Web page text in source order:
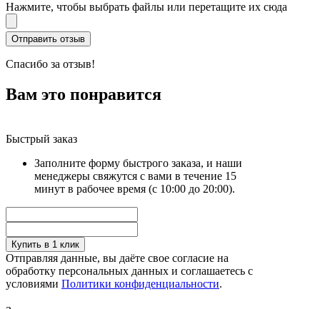
Нажмите, чтобы выбрать файлы или перетащите их сюда
Спасибо за отзыв!
Вам это понравится
Быстрый заказ
Заполните форму быстрого заказа, и наши
менеджеры свяжутся с вами в течение 15
минут в рабочее время (с 10:00 до 20:00).
Купить в 1 клик
Отправляя данные, вы даёте свое согласие на
обработку персональных данных и соглашаетесь с
условиями Политики конфиденциальности.